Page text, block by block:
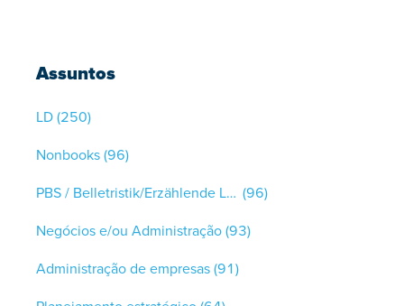
Assuntos
LD(250)
Nonbooks(96)
PBS / Belletristik/Erzählende Literatur (96)
Negócios e/ou Administração(93)
Administração de empresas(91)